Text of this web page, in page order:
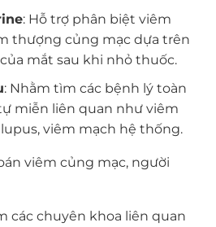
: Hỗ trợ phân biệt viêm
thượng củng mạc dựa trên
mắt sau khi nhỏ thuốc.
: Nhằm tìm các bệnh lý toàn
miễn liên quan như viêm
viêm mạch hệ thống.
viêm củng mạc, người
các chuyên khoa liên quan